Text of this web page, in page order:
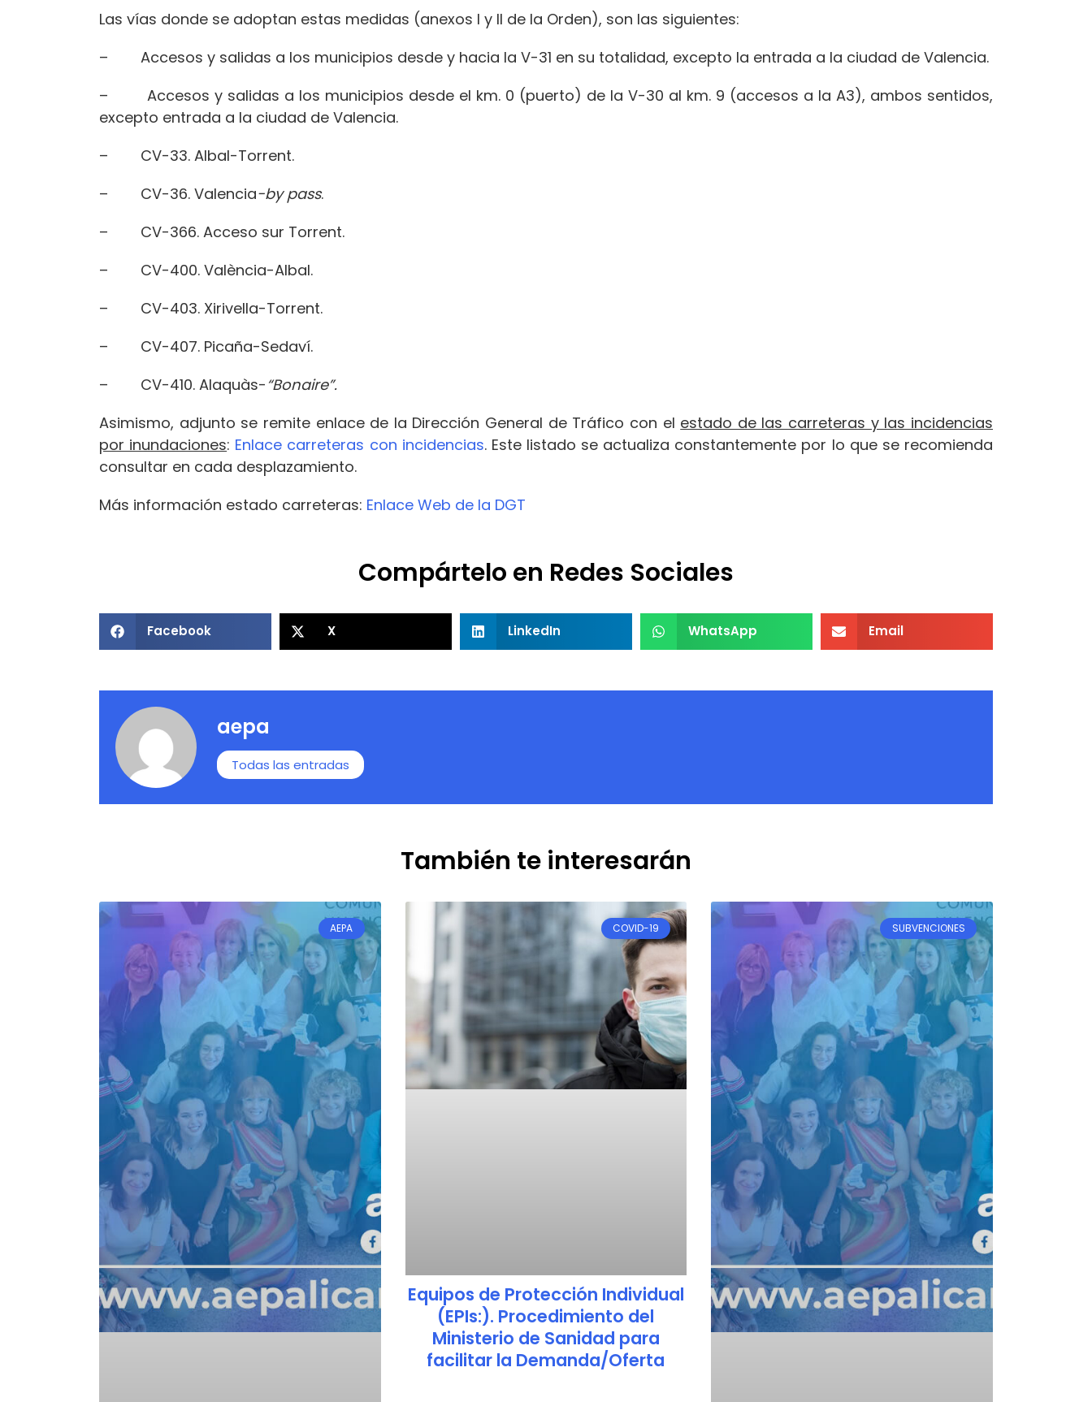
Las vías donde se adoptan estas medidas (anexos I y II de la Orden), son las siguientes:
– Accesos y salidas a los municipios desde y hacia la V-31 en su totalidad, excepto la entrada a la ciudad de Valencia.
– Accesos y salidas a los municipios desde el km. 0 (puerto) de la V-30 al km. 9 (accesos a la A3), ambos sentidos,
excepto entrada a la ciudad de Valencia.
– CV-33. Albal-Torrent.
– CV-36. Valencia-by pass.
– CV-366. Acceso sur Torrent.
– CV-400. València-Albal.
– CV-403. Xirivella-Torrent.
– CV-407. Picaña-Sedaví.
– CV-410. Alaquàs-“Bonaire”.
Asimismo, adjunto se remite enlace de la Dirección General de Tráfico con el estado de las carreteras y las incidencias
por inundaciones: Enlace carreteras con incidencias. Este listado se actualiza constantemente por lo que se recomienda
consultar en cada desplazamiento.
Más información estado carreteras: Enlace Web de la DGT
Compártelo en Redes Sociales
Facebook X LinkedIn WhatsApp Email
aepa
Todas las entradas
También te interesarán
AEPA COVID-19
Equipos de Protección Individual
(EPIs:). Procedimiento del
Ministerio de Sanidad para
facilitar la Demanda/Oferta
SUBVENCIONES